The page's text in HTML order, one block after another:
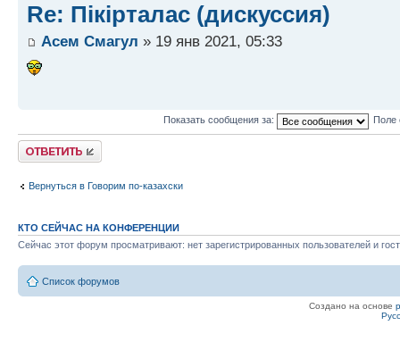
Re: Пікірталас (дискуссия)
Асем Смагул » 19 янв 2021, 05:33
Показать сообщения за: Поле
Ответить
Вернуться в Говорим по-казахски
КТО СЕЙЧАС НА КОНФЕРЕНЦИИ
Сейчас этот форум просматривают: нет зарегистрированных пользователей и
Список форумов
Создано на основе